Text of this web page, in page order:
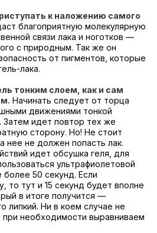
к наложению самого
благоприятную молекулярную
связи лака и ноготков —
с природным. Так же он
от пигментов, которые
лака.
тонким слоем, как и сам
Начинать следует от торца
движениями тонкой
Затем идет повтор тех же
сторону. Но! Не стоит
нее не должен попасть лак.
идет обсушка геля, для
ультрафиолетовой
50 секунд. Если
то тут и 15 секунд будет вполне
в итоге получится —
липкий. Ни в коем случае не
необходимости выравниваем